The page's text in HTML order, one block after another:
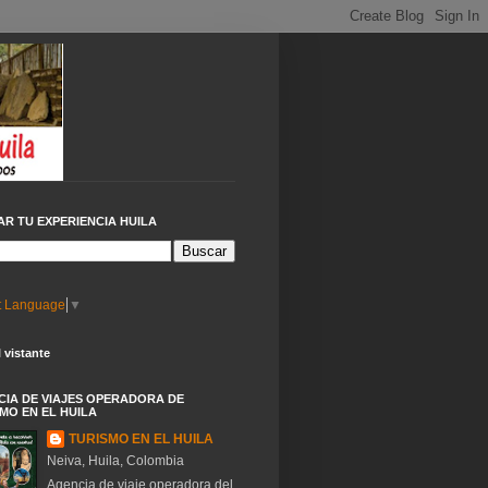
TU EXPERIENCIA HUILA
Language ▼
vistante
DE VIAJES OPERADORA DE
EN EL HUILA
TURISMO EN EL HUILA
Neiva, Huila, Colombia
Agencia de viaje operadora del